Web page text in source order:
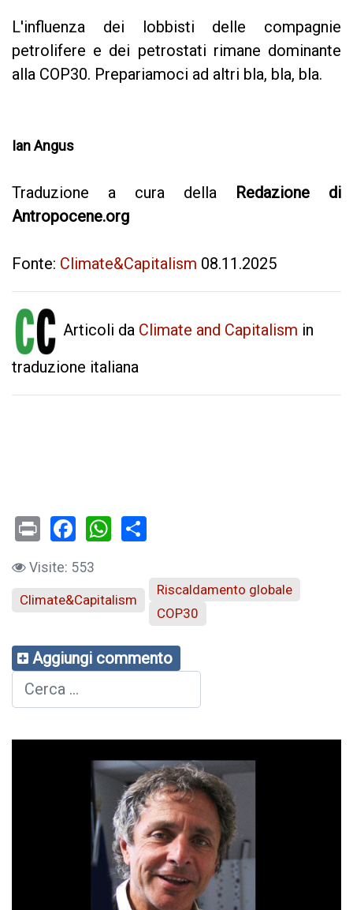
L'influenza dei lobbisti delle compagnie
petrolifere e dei petrostati rimane dominante
alla COP30. Prepariamoci ad altri bla, bla, bla.
Ian Angus
Traduzione a cura della Redazione di
Antropocene.org
Fonte: Climate&Capitalism 08.11.2025
Articoli da Climate and Capitalism in
traduzione italiana
PrintFacebook
WhatsApp
Visite: 553
Climate&Capitalism
Riscaldamento globale
COP30
Aggiungi commento
Cerca